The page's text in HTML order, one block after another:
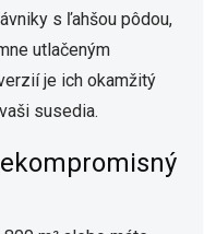
s ľahšou pôdou,
utlačeným
je ich okamžitý
susedia.